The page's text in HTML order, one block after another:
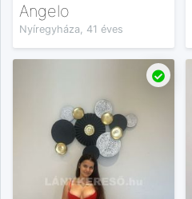
Angelo
Nyíregyháza, 41 éves